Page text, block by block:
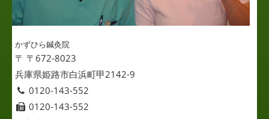
かずひら鍼灸院
〒 〒672-8023
兵庫県姫路市白浜町甲2142-9
0120-143-552
0120-143-552